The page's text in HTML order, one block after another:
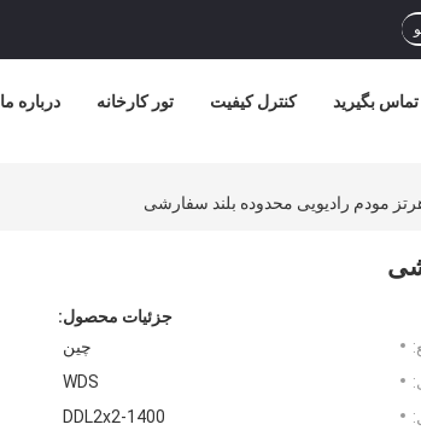
درباره ما تور کارخانه کنترل کیفیت تماس بگیرید
جزئیات محصول:
چین
WDS
DDL2x2-1400